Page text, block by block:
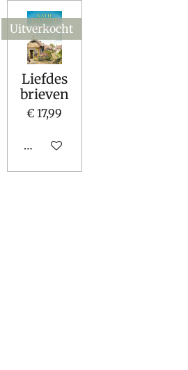
Uitverkocht
Liefdes
brieven
€ 17,99
Houd mij op de hoogte